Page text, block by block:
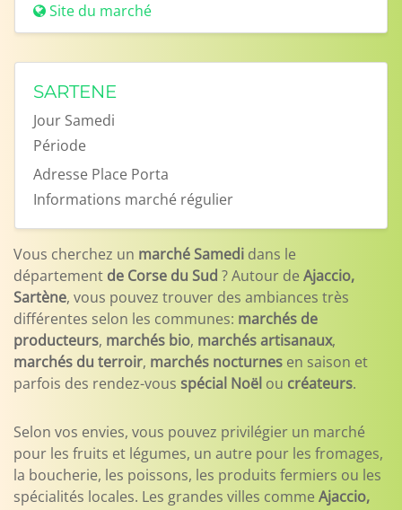
Site du marché
SARTENE
Jour Samedi
Période
Adresse Place Porta
Informations marché régulier
Vous cherchez un marché Samedi dans le
département de Corse du Sud ? Autour de Ajaccio,
Sartène, vous pouvez trouver des ambiances très
différentes selon les communes: marchés de
producteurs, marchés bio, marchés artisanaux,
marchés du terroir, marchés nocturnes en saison et
parfois des rendez-vous spécial Noël ou créateurs.
Selon vos envies, vous pouvez privilégier un marché
pour les fruits et légumes, un autre pour les fromages,
la boucherie, les poissons, les produits fermiers ou les
spécialités locales. Les grandes villes comme Ajaccio,